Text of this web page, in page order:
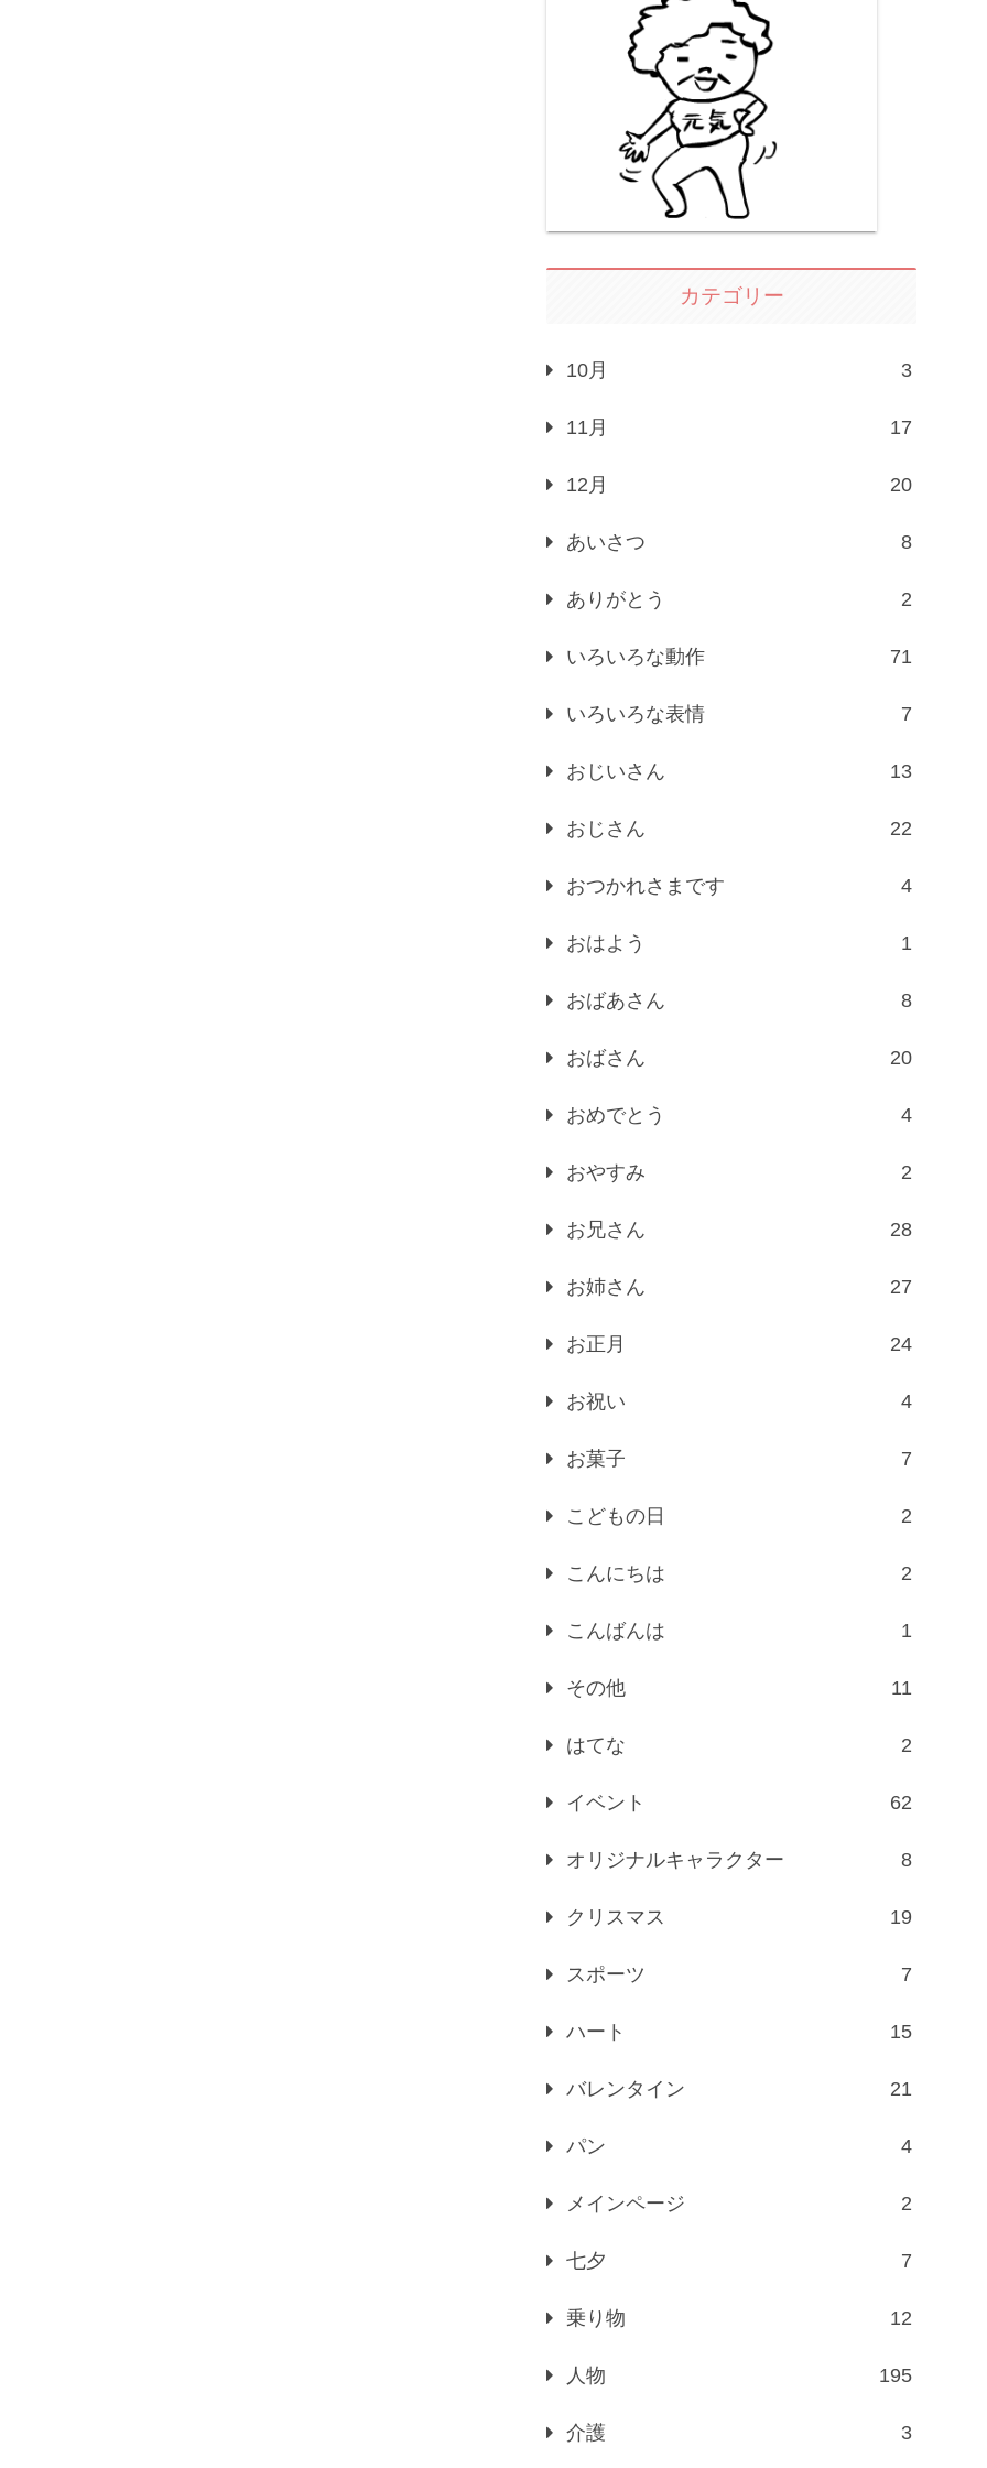
カテゴリー
10月 3
11月 17
12月 20
あいさつ 8
ありがとう 2
いろいろな動作 71
いろいろな表情 7
おじいさん 13
おじさん 22
おつかれさまです 4
おはよう 1
おばあさん 8
おばさん 20
おめでとう 4
おやすみ 2
お兄さん 28
お姉さん 27
お正月 24
お祝い 4
お菓子 7
こどもの日 2
こんにちは 2
こんばんは 1
その他 11
はてな 2
イベント 62
オリジナルキャラクター 8
クリスマス 19
スポーツ 7
ハート 15
バレンタイン 21
パン 4
メインページ 2
七夕 7
乗り物 12
人物 195
介護 3